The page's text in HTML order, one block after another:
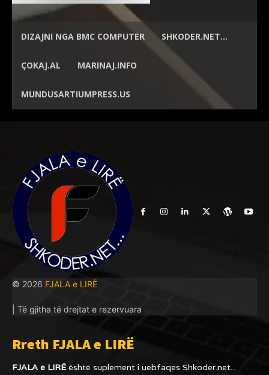
DIZAJNI NGA BMC COMPUTER SHKODER.NET…
ÇOKAJ.AL MARINAJ.INFO
MUNDUSARTIUMPRESS.US
© 2026 FJALA e LIRË
| Të gjitha të drejtat e rezervuara
Rreth FJALA e LIRË
FJALA e LIRËështë suplement i uebfaqes Shkoder.net...